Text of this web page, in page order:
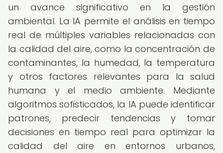
un avance significativo en la gestión
ambiental. La IA permite el análisis en tiempo
real de múltiples variables relacionadas con
la calidad del aire, como la concentración de
contaminantes, la humedad, la temperatura
y otros factores relevantes para la salud
humana y el medio ambiente. Mediante
algoritmos sofisticados, la IA puede identificar
patrones, predecir tendencias y tomar
decisiones en tiempo real para optimizar la
calidad del aire en entornos urbanos,